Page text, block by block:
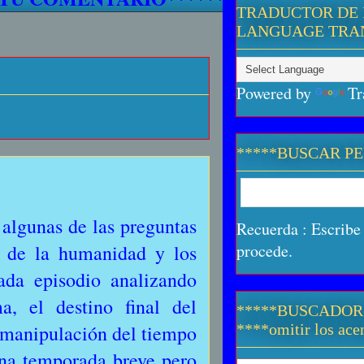
de las preguntas
de la humanidad y los
episodio analizando
el destino final del
del tiempo
TRADUCTOR
LANGUAGE
Powered by
*****BUSCAR
Recuerda :
procede.
****omitir los